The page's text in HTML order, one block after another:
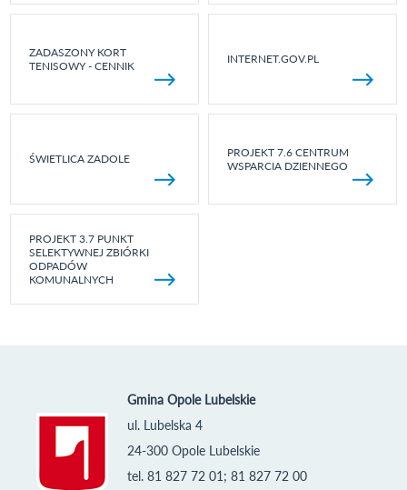
ZADASZONY KORT
TENISOWY - CENNIK
INTERNET.GOV.PL
ŚWIETLICA ZADOLE
PROJEKT 7.6 CENTRUM
WSPARCIA DZIENNEGO
PROJEKT 3.7 PUNKT
SELEKTYWNEJ ZBIÓRKI
ODPADÓW
KOMUNALNYCH
Gmina Opole Lubelskie
ul. Lubelska 4
24-300 Opole Lubelskie
tel. 81 827 72 01; 81 827 72 00